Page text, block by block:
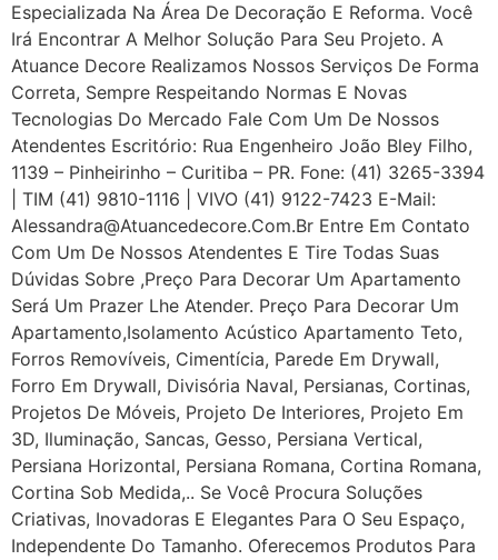
Especializada Na Área De Decoração E Reforma. Você
Irá Encontrar A Melhor Solução Para Seu Projeto. A
Atuance Decore Realizamos Nossos Serviços De Forma
Correta, Sempre Respeitando Normas E Novas
Tecnologias Do Mercado Fale Com Um De Nossos
Atendentes Escritório: Rua Engenheiro João Bley Filho,
1139 – Pinheirinho – Curitiba – PR. Fone: (41) 3265-3394
| TIM (41) 9810-1116 | VIVO (41) 9122-7423 E-Mail:
Alessandra@atuancedecore.com.br Entre Em Contato
Com Um De Nossos Atendentes E Tire Todas Suas
Dúvidas Sobre ,Preço Para Decorar Um Apartamento
Será Um Prazer Lhe Atender. Preço Para Decorar Um
Apartamento,Isolamento Acústico Apartamento Teto,
Forros Removíveis, Cimentícia, Parede Em Drywall,
Forro Em Drywall, Divisória Naval, Persianas, Cortinas,
Projetos De Móveis, Projeto De Interiores, Projeto Em
3D, Iluminação, Sancas, Gesso, Persiana Vertical,
Persiana Horizontal, Persiana Romana, Cortina Romana,
Cortina Sob Medida,.. Se Você Procura Soluções
Criativas, Inovadoras E Elegantes Para O Seu Espaço,
Independente Do Tamanho. Oferecemos Produtos Para